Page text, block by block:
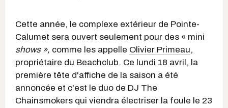
Cette année, le complexe extérieur de Pointe-
Calumet sera ouvert seulement pour des « mini
shows », comme les appelle Olivier Primeau,
propriétaire du Beachclub. Ce lundi 18 avril, la
première tête d'affiche de la saison a été
annoncée et c'est le duo de DJ The
Chainsmokers qui viendra électriser la foule le 23